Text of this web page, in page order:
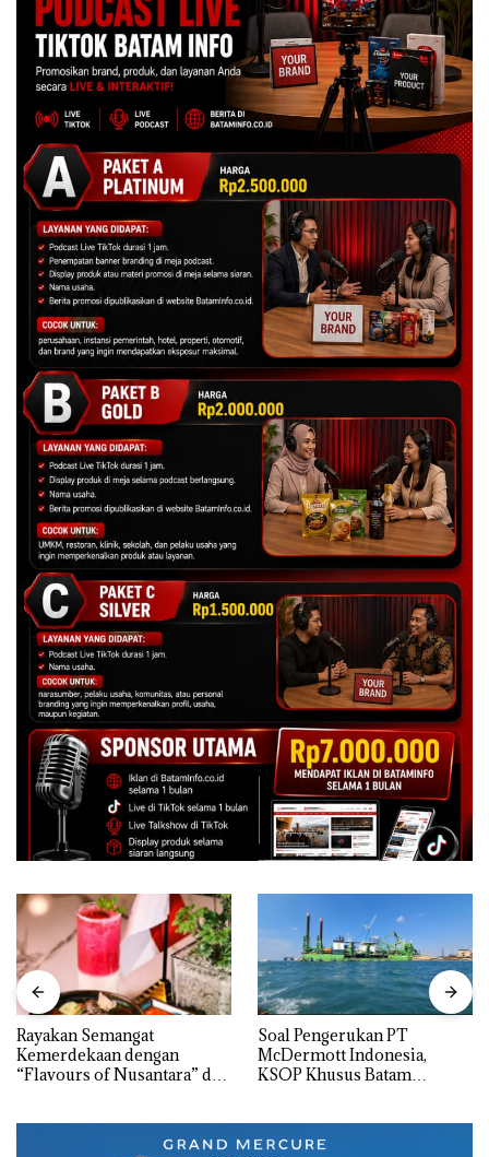
Rayakan Semangat
Kemerdekaan dengan
“Flavours of Nusantara” di
‎Soal Pengerukan PT
McDermott Indonesia,
KSOP Khusus Batam